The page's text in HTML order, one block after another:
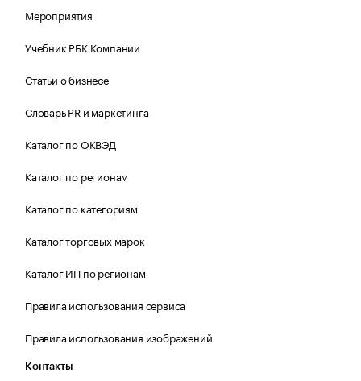
Мероприятия
Учебник РБК Компании
Статьи о бизнесе
Словарь PR и маркетинга
Каталог по ОКВЭД
Каталог по регионам
Каталог по категориям
Каталог торговых марок
Каталог ИП по регионам
Правила использования сервиса
Правила использования изображений
Контакты